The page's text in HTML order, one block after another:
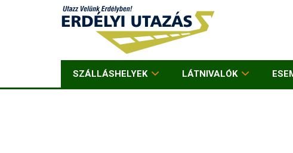
SZÁLLÁSHELYEK LÁTNIVALÓK